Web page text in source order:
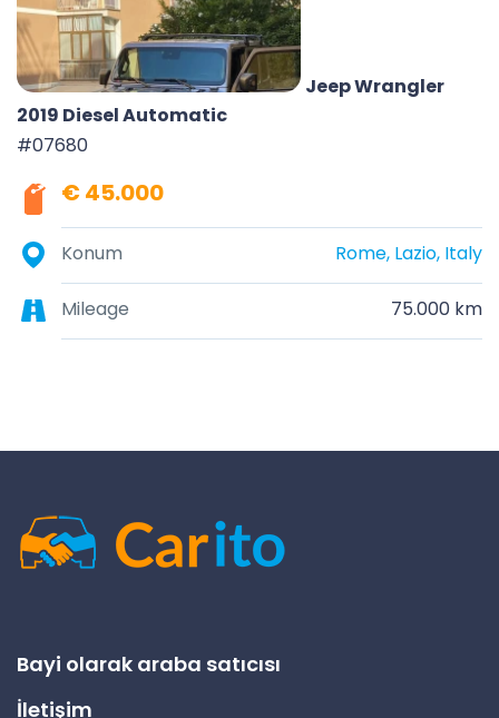
Jeep Wrangler
2019 Diesel Automatic
#07680
€ 45.000
Konum Rome, Lazio, Italy
Mileage 75.000 km
Bayi olarak araba satıcısı
İletişim